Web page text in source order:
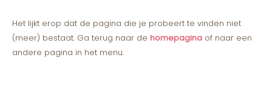
Het lijkt erop dat de pagina die je probeert te vinden niet
(meer) bestaat. Ga terug naar de homepagina of naar een
andere pagina in het menu.